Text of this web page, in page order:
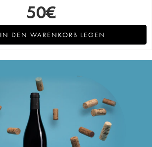
50€
IN DEN WARENKORB LEGEN